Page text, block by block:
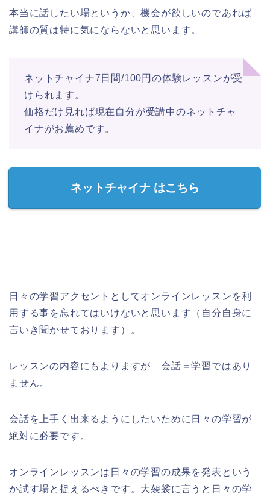
本当に話したい場というか、機会が欲しいのであれば
講師の質は特に気にならないと思います。
ネットチャイナ7日間/100円の体験レッスンが受
けられます。
価格だけ見れば現在自分が受講中のネットチャ
イナがお薦めです。
ネットチャイナ はこちら
日々の学習アクセントとしてオンラインレッスンを利
用する事を忘れてはいけないと思います（自分自身に
言いき聞かせております）。
レッスンの内容にもよりますが 会話＝学習ではあり
ません。
会話を上手く出来るようにしたいために日々の学習が
絶対に必要です。
オンラインレッスンは日々の学習の成果を発表という
か試す場と捉えるべきです。大袈裟に言うと日々の学